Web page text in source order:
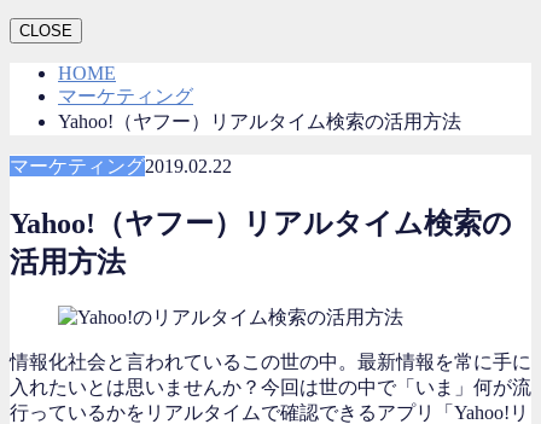
CLOSE
HOME
マーケティング
Yahoo!（ヤフー）リアルタイム検索の活用方法
マーケティング2019.02.22
Yahoo!（ヤフー）リアルタイム検索の
活用方法
情報化社会と言われているこの世の中。最新情報を常に手に
入れたいとは思いませんか？今回は世の中で「いま」何が流
行っているかをリアルタイムで確認できるアプリ「 Yahoo!リ